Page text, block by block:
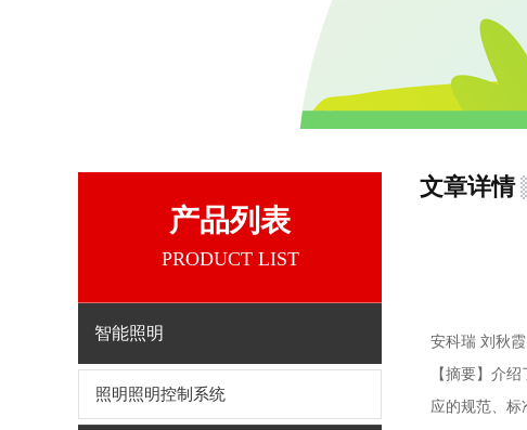
产品列表
PRODUCT LIST
智能照明
照明照明控制系统
文章详情
安科瑞 刘秋霞
【摘要】 介绍
应的规范、标